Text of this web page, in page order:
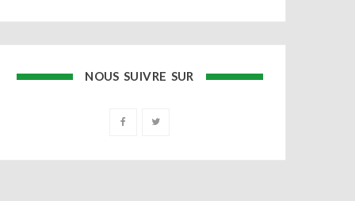
NOUS SUIVRE SUR